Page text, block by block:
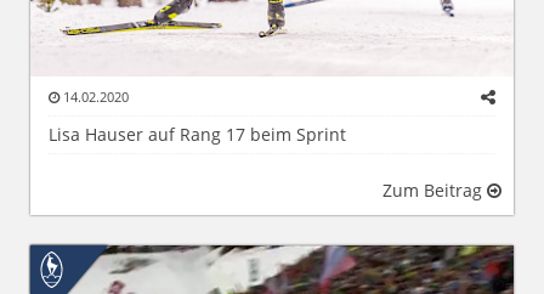
14.02.2020
Lisa Hauser auf Rang 17 beim Sprint
Zum Beitrag